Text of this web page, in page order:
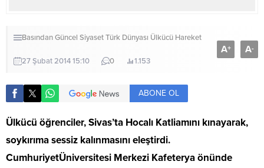
BasındanGüncel SiyasetTürk Dünyası Ülkücü Hareket
27 Şubat 2014 15:10 0 1.153
A+ A-
ABONE OL
Ülkücü öğrenciler, Sivas’ta Hocalı Katliamını kınayarak,
soykırıma sessiz kalınmasını eleştirdi.
CumhuriyetÜniversitesi Merkezi Kafeterya önünde